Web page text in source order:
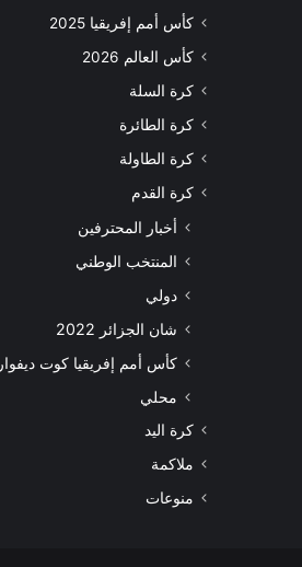
كأس أمم إفريقيا 2025
كأس العالم 2026
كرة السلة
كرة الطائرة
كرة الطاولة
كرة القدم
أخبار المحترفين
المنتخب الوطني
دولي
شان الجزائر 2022
كأس أمم إفريقيا كوت ديفوار 2024
محلي
كرة اليد
ملاكمة
منوعات